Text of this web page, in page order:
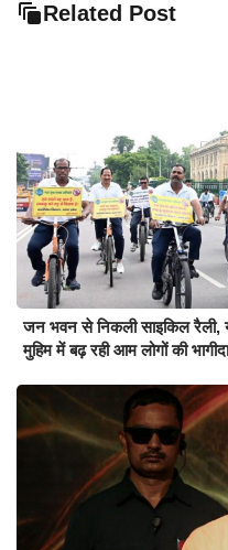
Related Post
जन भवन से निकली साइकिल रैली,
मुहिम में बढ़ रही आम लोगों की